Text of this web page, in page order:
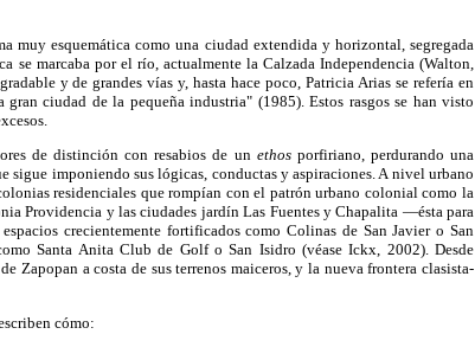
muy esquemática como una ciudad extendida y horizontal, segregada
marcaba por el río, actualmente la Calzada Independencia (Walton,
y de grandes vías y, hasta hace poco, Patricia Arias se refería en
ciudad de la pequeña industria" (1985). Estos rasgos se han visto
de distinción con resabios de un ethosporfiriano, perdurando una
sigue imponiendo sus lógicas, conductas y aspiraciones. A nivel urbano
residenciales que rompían con el patrón urbano colonial como la
Providencia y las ciudades jardín Las Fuentes y Chapalita —ésta para
crecientemente fortificados como Colinas de San Javier o San
Santa Anita Club de Golf o San Isidro (véase Ickx, 2002). Desde
Zapopan a costa de sus terrenos maiceros, y la nueva frontera clasista-
cómo: